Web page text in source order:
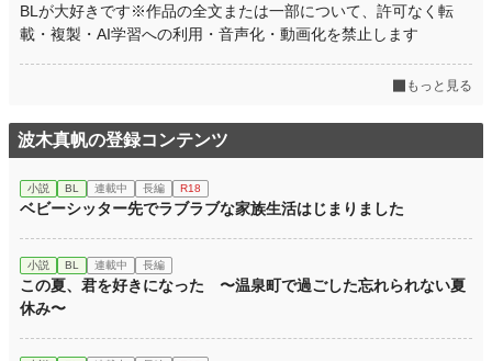
BLが大好きです※作品の全文または一部について、許可なく転
載・複製・AI学習への利用・音声化・動画化を禁止します
もっと見る
波木真帆の登録コンテンツ
小説 BL 連載中 長編 R18
ベビーシッター先でラブラブな家族生活はじまりました
小説 BL 連載中 長編
この夏、君を好きになった 〜温泉町で過ごした忘れられない夏
休み〜